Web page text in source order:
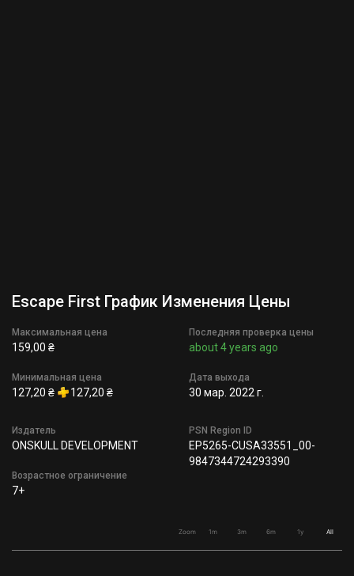
Escape First График Изменения Цены
Максимальная цена
159,00 ₴
Минимальная цена
127,20 ₴ 127,20 ₴
Последняя проверка цены
about 4 years ago
Дата выхода
30 мар. 2022 г.
Издатель
ONSKULL DEVELOPMENT
Возрастное ограничение
7+
PSN Region ID
EP5265-CUSA33551_00-
9847344724293390
Zoom 1m 3m 6m 1y All